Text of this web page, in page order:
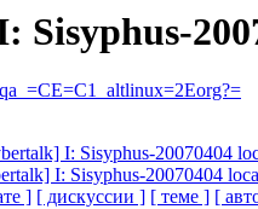
Sisyphus-
I: Sisyphus-20070404
I: Sisyphus-20070404
] [ дискуссии ] [ теме ] [